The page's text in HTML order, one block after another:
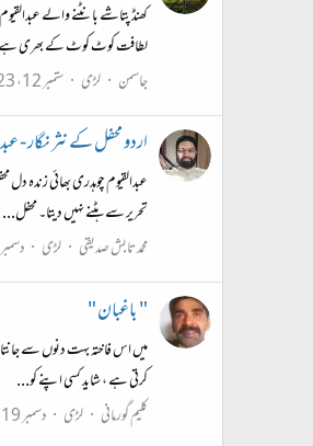
کھنڈ پتاشے بانٹنے والے
لطافت کوٹ کوٹ کے بھری
جاسمن
لڑی ستمبر 12، 2023
اردو محفل کے نثر نگار -
عبدالقیوم چوہدری بھائی زندہ
تحریر سے ہٹنے نہیں دیتا۔ محفل...
محمد تابش صدیقی
لڑی دسمبر 15، 2020
" باغبان "
میں اس فاختہ بہت دنوں سے
کرتی ہے ، شاید کسی اپنے کو...
کلیم گورمانی لڑی دسمبر 19، 2018